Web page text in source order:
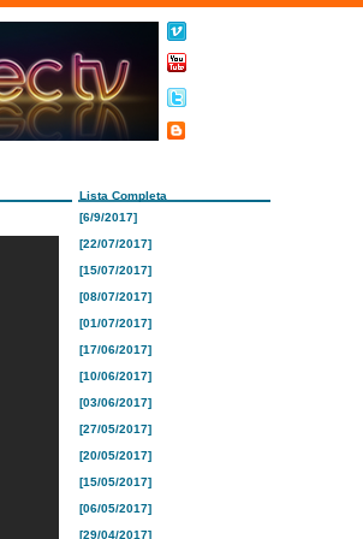
Lista Completa
[6/9/2017]
[22/07/2017]
[15/07/2017]
[08/07/2017]
[01/07/2017]
[17/06/2017]
[10/06/2017]
[03/06/2017]
[27/05/2017]
[20/05/2017]
[15/05/2017]
[06/05/2017]
[29/04/2017]